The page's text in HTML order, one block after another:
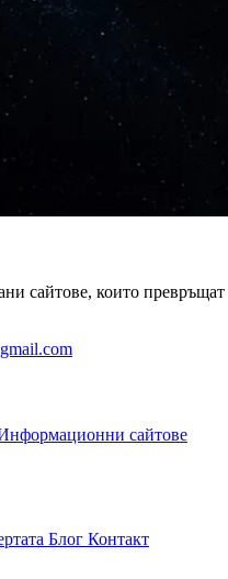
сайтове, които превръщат
сайтове
Блог Контакт